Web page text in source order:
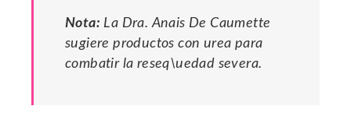
Nota: La Dra. Anais De Caumette
sugiere productos con urea para
combatir la reseq\uedad severa.